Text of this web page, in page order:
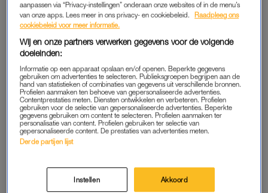
POLITIE, CARRÉ, GGD
Monuta heeft voor het afscheid in Carré op woensdag en
donderdag een projectgroep gevormd met de gemeente
Amsterdam, politie, Carré en de GGD. Het testen van tevoren
verliep goed, vertelt Bleijerveld. Gasten moesten een
coronatoegangsbewijs laten zien. De meesten hadden zich al
getest, een aantal deed dit nog in het theater.
“Net als gisteren zag ik weer hoe emotioneel mensen zijn”,
zegt hij, doelend op het publieke afscheid in het theater op
laatste groet brengen. Veel van hen waren erg geëmotioneerd.
aanpassen via “Privacy-instellingen” onderaan onze websites of in de menu’s
van onze apps. Lees meer in ons privacy- en cookiebeleid.
Raadpleeg ons
cookiebeleid voor meer informatie.
Wij en onze partners verwerken gegevens voor de volgende
doeleinden:
Informatie op een apparaat opslaan en/of openen. Beperkte gegevens
gebruiken om advertenties te selecteren. Publieksgroepen begrijpen aan de
hand van statistieken of combinaties van gegevens uit verschillende bronnen.
Profielen aanmaken ten behoeve van gepersonaliseerde advertenties.
Contentprestaties meten. Diensten ontwikkelen en verbeteren. Profielen
gebruiken voor de selectie van gepersonaliseerde advertenties. Beperkte
gegevens gebruiken om content te selecteren. Profielen aanmaken ter
personalisatie van content. Profielen gebruiken ter selectie van
gepersonaliseerde content. De prestaties van advertenties meten.
Derde partijen lijst
Instellen Akkoord